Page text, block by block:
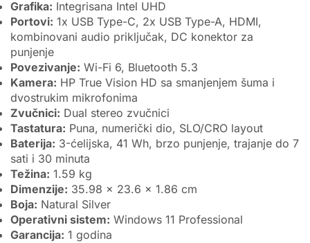
Grafika: Integrisana Intel UHD
Portovi: 1x USB Type-C, 2x USB Type-A, HDMI,
kombinovani audio priključak, DC konektor za
punjenje
Povezivanje: Wi-Fi 6, Bluetooth 5.3
Kamera: HP True Vision HD sa smanjenjem šuma i
dvostrukim mikrofonima
Zvučnici: Dual stereo zvučnici
Tastatura: Puna, numerički dio, SLO/CRO layout
Baterija: 3-ćelijska, 41 Wh, brzo punjenje, trajanje do 7
sati i 30 minuta
Težina: 1.59 kg
Dimenzije: 35.98 x 23.6 x 1.86 cm
Boja: Natural Silver
Operativni sistem: Windows 11 Professional
Garancija: 1 godina